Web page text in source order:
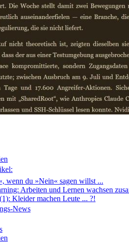
wenn du »Nein« sagen willst ...
Arbeiten und Lernen wachsen
Kleider machen Leute ... ?!
News